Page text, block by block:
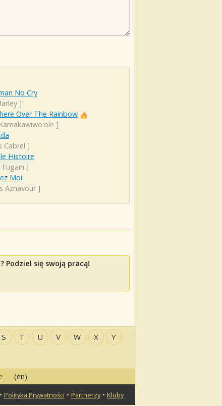
No Cry
]
Over The Rainbow
]
Cabrel ]
Histoire
Fugain ]
Moi
Aznavour]
Podziel się swoją pracą!
S T U V W X Y
(en)
• Polityka Prywatności • Partnerzy• Kluby